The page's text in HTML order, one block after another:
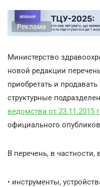
Реклама
Министерство
новой редакции
приобретать и
структурные
ведомства от 23.11.2015
официального
В перечень, в
• инструменты,